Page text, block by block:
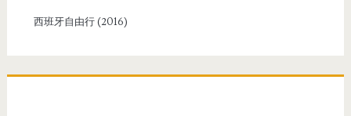
r
西班牙自由行 (2016)